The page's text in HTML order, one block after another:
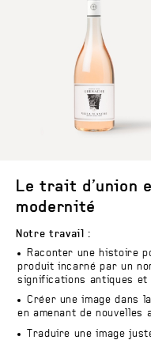
Le trait d’union
modernité
Notre travail :
Raconter une histoire
produit incarné par un
significations antiques et
Créer une image dans
en amenant de nouvelles
Traduire une image